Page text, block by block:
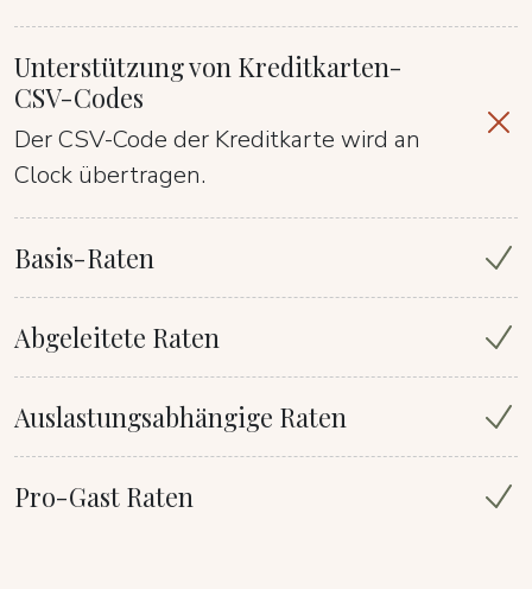
Unterstützung von Kreditkarten-
CSV-Codes
Der CSV-Code der Kreditkarte wird an
Clock übertragen.
Basis-Raten
Abgeleitete Raten
Auslastungsabhängige Raten
Pro-Gast Raten